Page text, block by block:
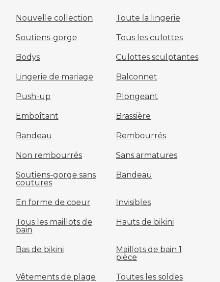
Nouvelle collection Toute la lingerie
Soutiens-gorge Tous les culottes
Bodys Culottes sculptantes
Lingerie de mariage Balconnet
Push-up Plongeant
Emboîtant Brassière
Bandeau Rembourrés
Non rembourrés Sans armatures
Soutiens-gorge sans
coutures
Bandeau
En forme de coeur Invisibles
Tous les maillots de
bain
Hauts de bikini
Bas de bikini
Maillots de bain 1
pièce
Vêtements de plage Toutes les soldes